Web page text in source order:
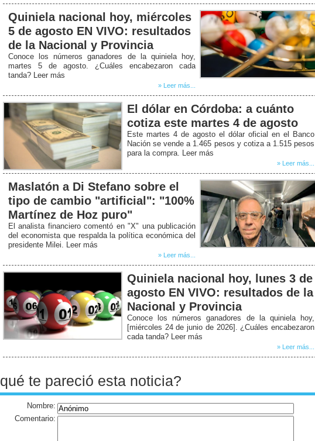
Quiniela nacional hoy, miércoles
5 de agosto EN VIVO: resultados
de la Nacional y Provincia
Conoce los números ganadores de la quiniela hoy,
martes 5 de agosto. ¿Cuáles encabezaron cada
tanda? Leer más
» Leer más...
El dólar en Córdoba: a cuánto
cotiza este martes 4 de agosto
Este martes 4 de agosto el dólar oficial en el Banco
Nación se vende a 1.465 pesos y cotiza a 1.515 pesos
para la compra. Leer más
» Leer más...
Maslatón a Di Stefano sobre el
tipo de cambio "artificial": "100%
Martínez de Hoz puro"
El analista financiero comentó en "X" una publicación
del economista que respalda la política económica del
presidente Milei. Leer más
» Leer más...
Quiniela nacional hoy, lunes 3 de
agosto EN VIVO: resultados de la
Nacional y Provincia
Conoce los números ganadores de la quiniela hoy,
[miércoles 24 de junio de 2026]. ¿Cuáles encabezaron
cada tanda? Leer más
» Leer más...
qué te pareció esta noticia?
Nombre:
Comentario: